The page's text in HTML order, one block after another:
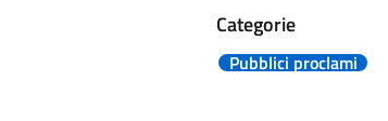
Categorie
Pubblici proclami